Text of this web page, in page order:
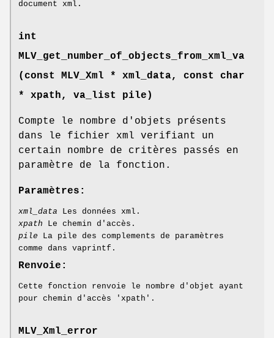
document xml.
int
MLV_get_number_of_objects_from_xml_va
(const MLV_Xml * xml_data, const char
* xpath, va_list pile)
Compte le nombre d'objets présents
dans le fichier xml verifiant un
certain nombre de critères passés en
paramètre de la fonction.
Paramètres:
xml_data Les données xml.
xpath Le chemin d'accès.
pile La pile des complements de paramètres
comme dans vaprintf.
Renvoie:
Cette fonction renvoie le nombre d'objet ayant
pour chemin d'accès 'xpath'.
MLV_Xml_error